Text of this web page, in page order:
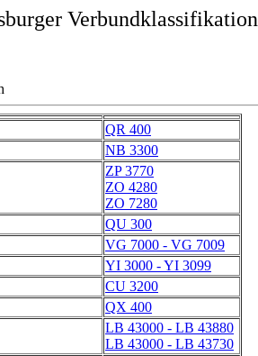
Verbundklassifikation
QR 400
NB 3300
ZP 3770
ZO 4280
ZO 7280
QU 300
VG 7000 - VG 7009
YI 3000 - YI 3099
CU 3200
QX 400
LB 43000 - LB 43880
LB 43000 - LB 43730